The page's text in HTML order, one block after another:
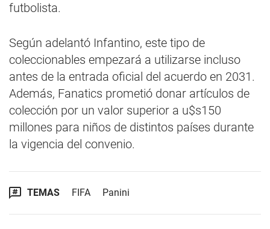
futbolista.
Según adelantó Infantino, este tipo de
coleccionables empezará a utilizarse incluso
antes de la entrada oficial del acuerdo en 2031.
Además, Fanatics prometió donar artículos de
colección por un valor superior a u$s150
millones para niños de distintos países durante
la vigencia del convenio.
TEMAS FIFA Panini